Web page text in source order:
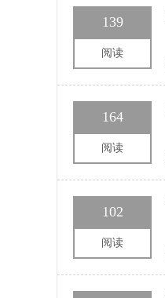
139
阅读
164
阅读
102
阅读